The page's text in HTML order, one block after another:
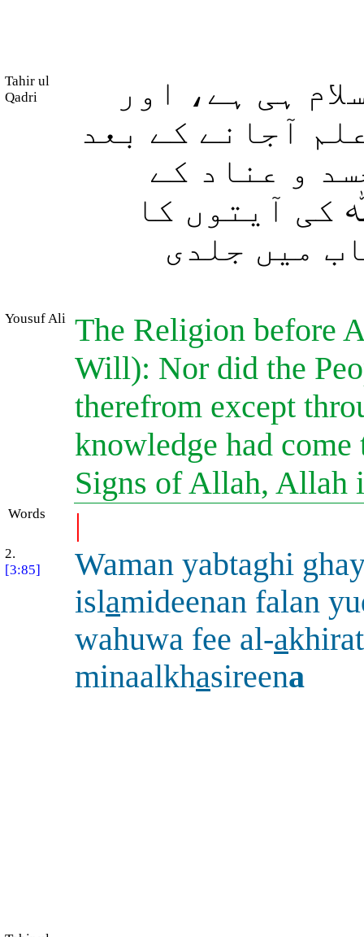
Tahir ul
Qadri
ہی ہے، اور
آجانے کے بعد
و عناد کے
کی آیتوں کا
میں جلدی
Yousuf Ali The Religion before
Will): Nor did the
therefrom except
knowledge had
Signs of Allah,
Words |
2.
[3:85]
Waman yabtaghi
islamideenan falan
wahuwa fee al-a
minaalkhasireena